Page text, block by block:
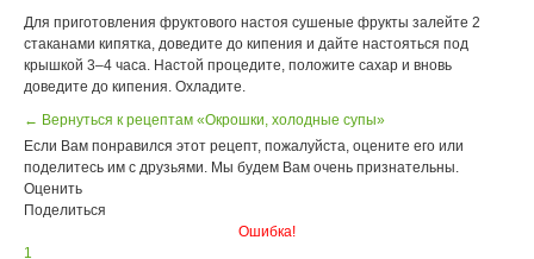
Для приготовления фруктового настоя сушеные фрукты залейте 2
стаканами кипятка, доведите до кипения и дайте настояться под
крышкой 3–4 часа. Настой процедите, положите сахар и вновь
доведите до кипения. Охладите.
← Вернуться к рецептам «Окрошки, холодные супы»
Если Вам понравился этот рецепт, пожалуйста, оцените его или
поделитесь им с друзьями. Мы будем Вам очень признательны.
Оценить
Поделиться
Ошибка!
1